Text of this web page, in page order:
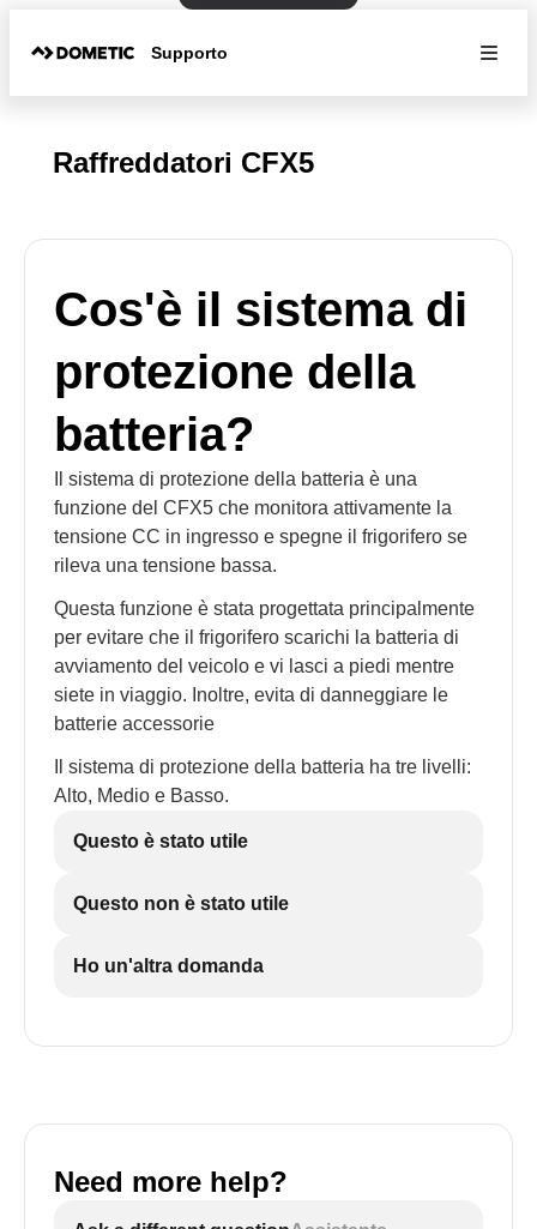
Supporto
Raffreddatori CFX5
Cos'è il sistema di
protezione della
batteria?
Il sistema di protezione della batteria è una
funzione del CFX5 che monitora attivamente la
tensione CC in ingresso e spegne il frigorifero se
rileva una tensione bassa.
Questa funzione è stata progettata principalmente
per evitare che il frigorifero scarichi la batteria di
avviamento del veicolo e vi lasci a piedi mentre
siete in viaggio. Inoltre, evita di danneggiare le
batterie accessorie
Il sistema di protezione della batteria ha tre livelli:
Alto, Medio e Basso.
Questo è stato utile
Questo non è stato utile
Ho un'altra domanda
Need more help?